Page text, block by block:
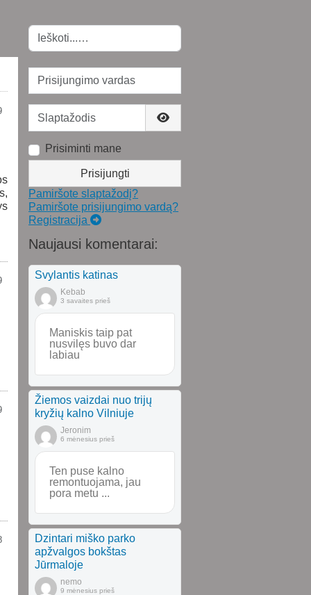
Paieška
Prisijungimo vardas
Slaptažodis
Prisiminti mane
Prisijungti
Pamiršote slaptažodį?
Pamiršote prisijungimo vardą?
Registracija
Naujausi komentarai:
Svylantis katinas
Kebab
3 savaites prieš
Maniskis taip pat
nusvilęs buvo dar
labiau
Žiemos vaizdai nuo trijų
kryžių kalno Vilniuje
Jeronim
6 mėnesius prieš
Ten puse kalno
remontuojama, jau
pora metu ...
Dzintari miško parko
apžvalgos bokštas
Jūrmaloje
nemo
9 mėnesius prieš